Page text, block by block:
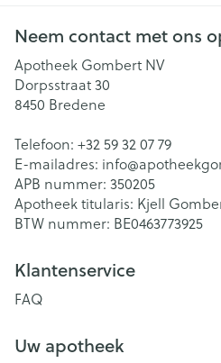
Neem contact met ons
Apotheek Gombert NV
Dorpsstraat 30
8450 Bredene
Telefoon: +32 59 32 07 79
E-mailadres: info@
APB nummer: 350205
Apotheek titularis: Kjell
BTW nummer: BE0463773925
Klantenservice
FAQ
Uw apotheek